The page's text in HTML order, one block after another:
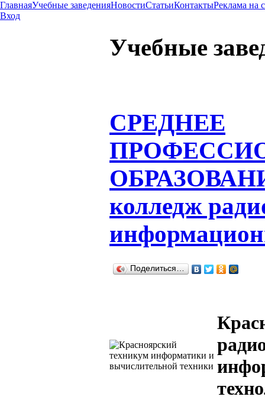
ГлавнаяУчебные заведенияНовостиСтатьиКонтактыРеклама на
Вход
Учебные
СРЕДНЕЕ
колледж
Поделиться…